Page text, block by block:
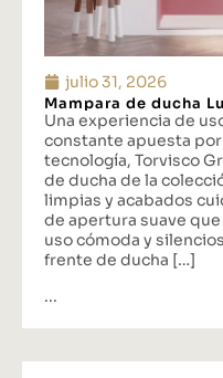
julio 31, 2026
Mampara de ducha
Una experiencia de
constante apuesta
tecnología, Torvisco
de ducha de la
limpias y acabados
de apertura suave
uso cómoda y
frente de ducha […]
...